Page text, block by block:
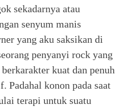
sekadarnya atau
senyum manis
yang aku saksikan di
penyanyi rock yang
kuat dan penuh
Padahal konon pada saat
terapi untuk suatu